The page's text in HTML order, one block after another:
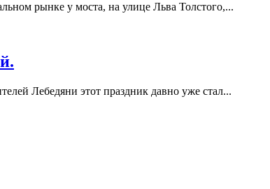
рынке у моста, на улице Льва Толстого,...
Лебедяни этот праздник давно уже стал...